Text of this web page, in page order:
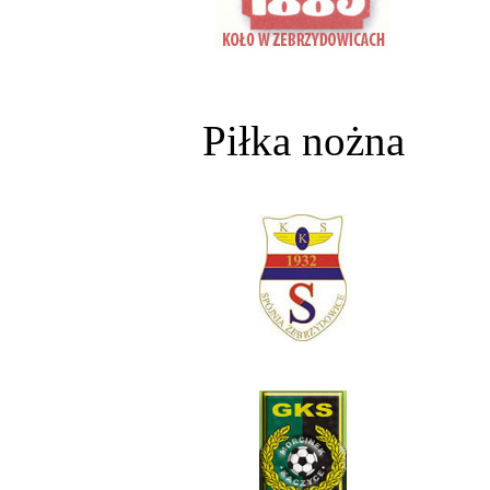
Piłka nożna